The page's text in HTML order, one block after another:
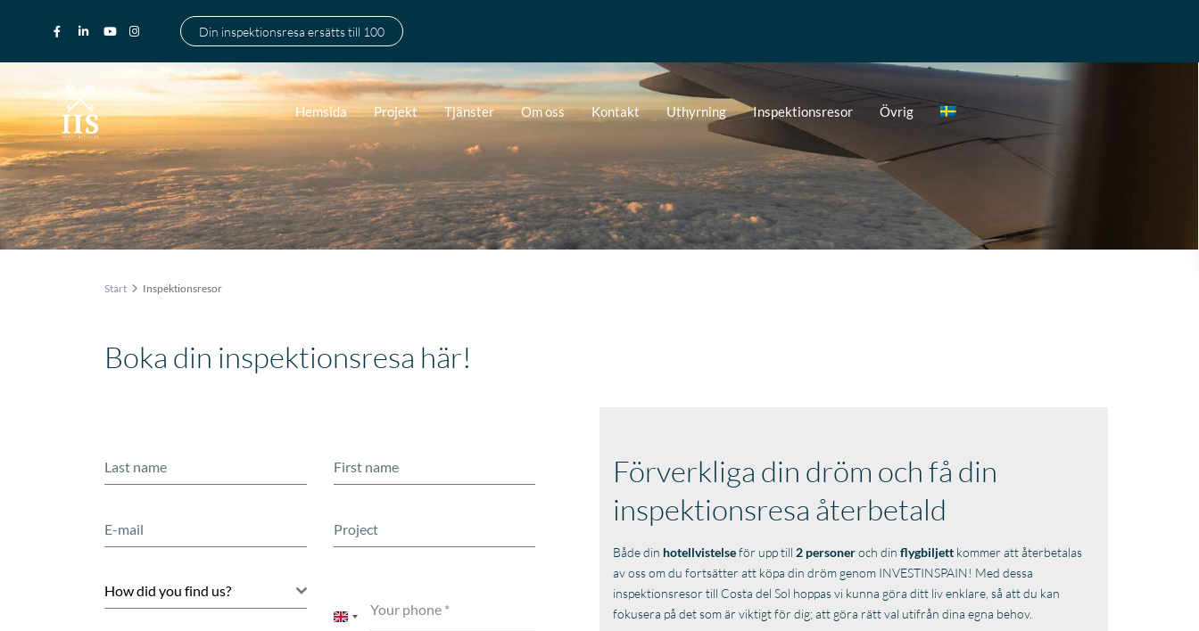
Din inspektionsresa ersätts till 100
Hemsida Projekt Tjänster Om oss Kontakt Uthyrning Inspektionsresor Övrig
Start Inspektionsresor
Boka din inspektionsresa här!
How did you find us?
Your phone *
United
Förverkliga din dröm och få din
inspektionsresa återbetald
Både din hotellvistelseför upp till 2 personeroch din flygbiljett kommer att återbetalas
av oss om du fortsätter att köpa din dröm genom INVESTINSPAIN! Med dessa
inspektionsresor till Costa del Sol hoppas vi kunna göra ditt liv enklare, så att du kan
fokusera på det som är viktigt för dig; att göra rätt val utifrån dina egna behov.